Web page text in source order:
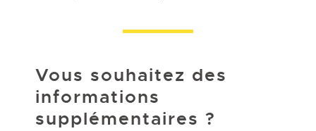
Vous souhaitez des
informations
supplémentaires ?